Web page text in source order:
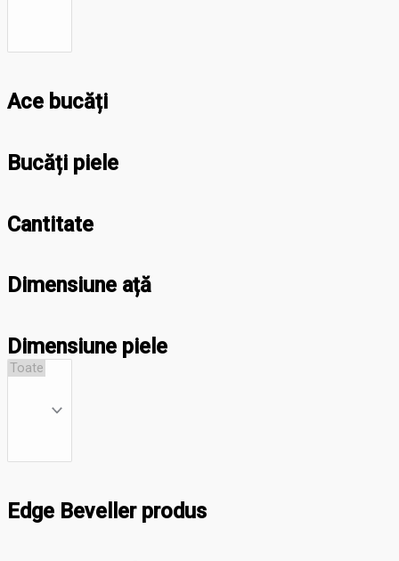
Ace bucăți
Bucăți piele
Cantitate
Dimensiune ață
Dimensiune piele
Edge Beveller produs